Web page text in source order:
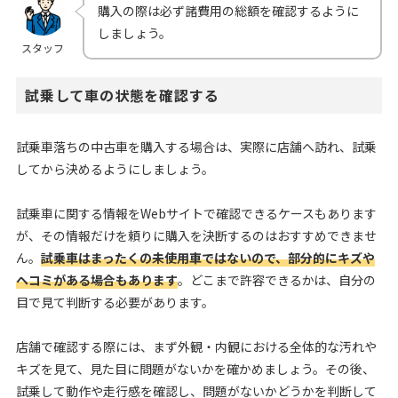
スタッフ
購入の際は必ず諸費用の総額を確認するように
しましょう。
試乗して車の状態を確認する
試乗車落ちの中古車を購入する場合は、実際に店舗へ訪れ、試乗
してから決めるようにしましょう。
試乗車に関する情報をWebサイトで確認できるケースもあります
が、その情報だけを頼りに購入を決断するのはおすすめできませ
ん。 試乗車はまったくの未使用車ではないので、部分的にキズや
ヘコミがある場合もあります。どこまで許容できるかは、自分の
目で見て判断する必要があります。
店舗で確認する際には、まず外観・内観における全体的な汚れや
キズを見て、見た目に問題がないかを確かめましょう。その後、
試乗して動作や走行感を確認し、問題がないかどうかを判断して